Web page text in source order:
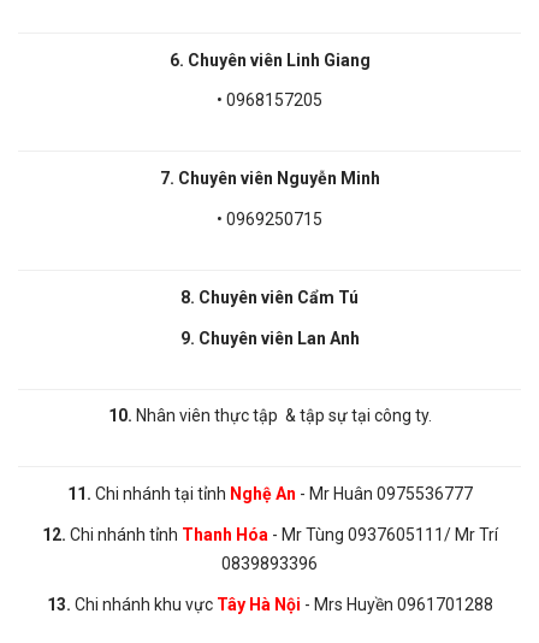
6. Chuyên viên Linh Giang
• 0968157205
7. Chuyên viên Nguyễn Minh
• 0969250715
8. Chuyên viên Cẩm Tú
9. Chuyên viên Lan Anh
10. Nhân viên thực tập & tập sự tại công ty.
11. Chi nhánh tại tỉnh Nghệ An - Mr Huân 0975536777
12. Chi nhánh tỉnh Thanh Hóa - Mr Tùng 0937605111/ Mr Trí
0839893396
13. Chi nhánh khu vực Tây Hà Nội - Mrs Huyền 0961701288